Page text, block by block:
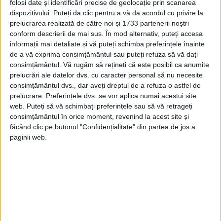
folosi date și identificări precise de geolocație prin scanarea
dispozitivului. Puteți da clic pentru a vă da acordul cu privire la
prelucrarea realizată de către noi și 1733 partenerii noștri
conform descrierii de mai sus. În mod alternativ, puteți accesa
informații mai detaliate și vă puteți schimba preferințele înainte
de a vă exprima consimțământul sau puteți refuza să vă dați
consimțământul. Vă rugăm să rețineți că este posibil ca anumite
prelucrări ale datelor dvs. cu caracter personal să nu necesite
consimțământul dvs., dar aveți dreptul de a refuza o astfel de
prelucrare. Preferințele dvs. se vor aplica numai acestui site
web. Puteți să vă schimbați preferințele sau să vă retrageți
consimțământul în orice moment, revenind la acest site și
făcând clic pe butonul "Confidențialitate" din partea de jos a
paginii web.
să-l pună grămadă. Să sape pământul
adânc pentru vii noi. Să grijească ca
șoarecii să nu-i strice la stupi. Să taie lemne
pentru lucru și să adune seminția de arbori
sălbatici. Să vâneze animale sălbatice.Să
nu țînă copii acasă: la școală și la maestrii cu
ei!”